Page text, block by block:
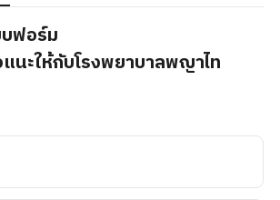
ฟอร์ม
นะให้กับโรงพยาบาลพญาไท